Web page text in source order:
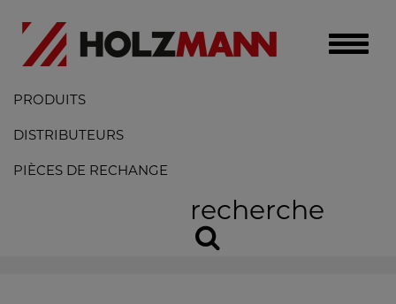
Toggle
PRODUITS
DISTRIBUTEURS
PIÈCES DE RECHANGE
recherche